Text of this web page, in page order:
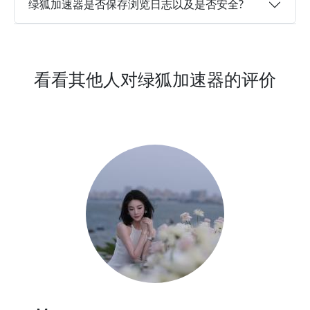
绿狐加速器是否保存浏览日志以及是否安全?
看看其他人对绿狐加速器的评价